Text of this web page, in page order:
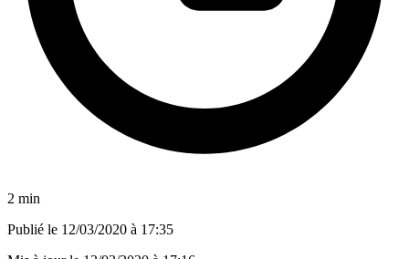
2 min
Publié le 12/03/2020 à 17:35